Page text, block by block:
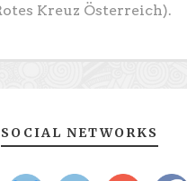
Kreuz Österreich).
SOCIAL NETWORKS